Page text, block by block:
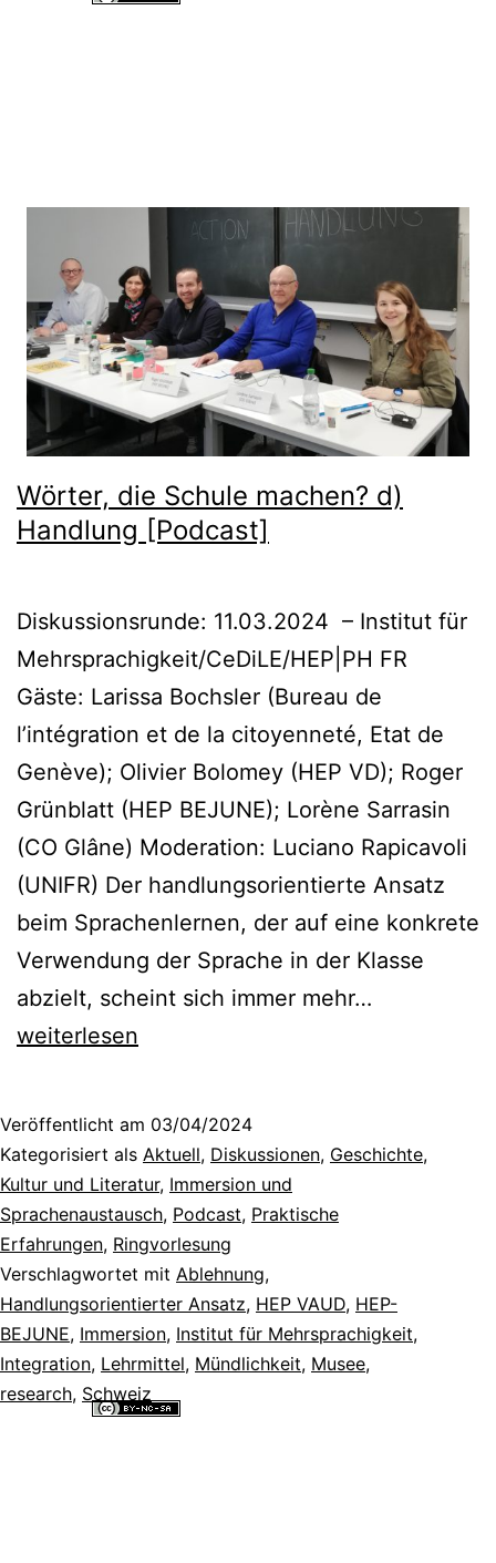
Wörter, die Schule machen? d)
Handlung [Podcast]
Diskussionsrunde: 11.03.2024 – Institut für
Mehrsprachigkeit/CeDiLE/HEP|PH FR
Gäste: Larissa Bochsler (Bureau de
l’intégration et de la citoyenneté, Etat de
Genève); Olivier Bolomey (HEP VD); Roger
Grünblatt (HEP BEJUNE); Lorène Sarrasin
(CO Glâne) Moderation: Luciano Rapicavoli
(UNIFR) Der handlungsorientierte Ansatz
beim Sprachenlernen, der auf eine konkrete
Verwendung der Sprache in der Klasse
abzielt, scheint sich immer mehr…
d)
weiterlesen
Veröffentlicht am 03/04/2024
Kategorisiert als Aktuell, Diskussionen, Geschichte,
Kultur und Literatur, Immersion und
Sprachenaustausch, Podcast, Praktische
Erfahrungen, Ringvorlesung
Verschlagwortet mit Ablehnung,
Handlungsorientierter Ansatz, HEP VAUD, HEP-
BEJUNE, Immersion, Institut für Mehrsprachigkeit,
Integration, Lehrmittel, Mündlichkeit, Musee,
research, Schweiz